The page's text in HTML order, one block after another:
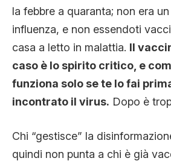
la febbre a quaranta; non era
influenza, e non essendoti
casa a letto in malattia. Il
caso è lo spirito critico, e
funziona solo se te lo fai
incontrato il virus. Dopo è
Chi “gestisce” la
quindi non punta a chi è già